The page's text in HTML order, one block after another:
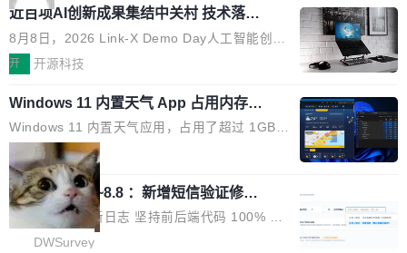
LED 画质局限，暗部细节...
预训练通常需要 3 到 6 个月，之后还有微调阶
段。按这个时间线，最早可能在 2026 年底或 2
027 年初发布。 这个节点很微妙。Anthropic 刚
在 5 月发布了 Mythos 5...
这块空白——放眼国产 Java 生态，能拿出手的
HTTP/2 网络框架，要么闭源，要么底层建立在
Netty 之上，真正自研的 Java 实现几乎没有。
wastnet 是一款完全自研、零第三方依赖的轻量
级 Java 网络应用框架，核心基于 JDK 原生 NI
O 构建 Reactor 多路复用模型，不依赖 Netty、
Tomcat 等任何第三方网络库。其 HTTP/2 协议
栈从 HPACK、Huffman 到 ALPN 均为自主实
现，在基准测试中与 Un...
近百项AI创新成果集结中关村 技术落地
与产业迭代提速
8月8日，2026 Link-X Demo Day人工智能创新
项目展在北京中关村举办。本次活动由星连资
业、学术、投资人士，集中展出近百项覆盖AI芯
片、算力、模型、应用全链条创新项目，聚焦AI
技术产业化落地与资本对接，呈现当前国内AI前
沿技术突破与商业化最新进展。 活动围绕AI学术
研究与产业落地融合展开多维度研讨。星连资本
创始合伙人张鸣晨表示，AI产业化是长期产融结
合过程，早期优质技术项目需持续资本与产业资
开 开源科技
Windows 11 内置天气 App 占用内存超
过 1GB
Windows 11 内置天气应用，占用了超过 1GB
内存。 Notebookcheck 的测试发现这个数字
时，反复确认了多次。不是 100MB，不是 500
MB，是 1 个 G。一个显示天气的应用。 Windo
ws 内置应用臃肿早就是老话题了，但一款天气
应用占用内存就超过 1G 还是过于离谱——问题
局
调问更新7.26~8.8 ：新增短信验证修
改，考试能力升级
DWSurvey 更新日志 坚持前后端代码 100% 开
源助力企业建设自主可控的问卷调研系统 官网地
DWSurvey